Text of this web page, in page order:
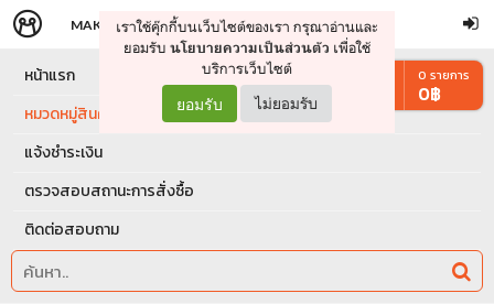
จัดการรถเข็น ดำเนินการต่อ
MAKERS STORE
เราใช้คุ๊กกี้บนเว็บไซต์ของเรา กรุณาอ่านและ
ยอมรับ นโยบายความเป็นส่วนตัว เพื่อใช้
บริการเว็บไซต์
ยอมรับ ไม่ยอมรับ
หน้าแรก
หมวดหมู่สินค้า
แจ้งชำระเงิน
ตรวจสอบสถานะการสั่งซื้อ
ติดต่อสอบถาม
0 รายการ
0฿